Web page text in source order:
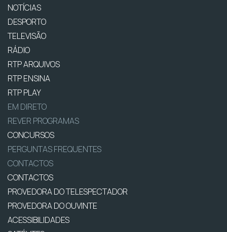
NOTÍCIAS
DESPORTO
TELEVISÃO
RÁDIO
RTP ARQUIVOS
RTP ENSINA
RTP PLAY
EM DIRETO
REVER PROGRAMAS
CONCURSOS
PERGUNTAS FREQUENTES
CONTACTOS
CONTACTOS
PROVEDORA DO TELESPECTADOR
PROVEDORA DO OUVINTE
ACESSIBILIDADES